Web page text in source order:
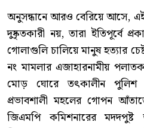
অনুসন্ধানে আরও বেরিয়ে আসে,
দুষ্কৃতকারী নয়, তারা ইতিপূর্বে
গোলাগুলি চালিয়ে মানুষ হত্যার
নং মামলার এজাহারনামীয়
মোড় ঘোরে তৎকালীন পুলিশ
প্রভাবশালী মহলের গোপন
জিএমপি কমিশনারের মদদপুষ্ট